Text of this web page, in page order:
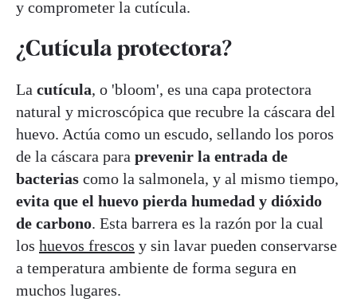
y comprometer la cutícula.
¿Cutícula protectora?
La cutícula, o 'bloom', es una capa protectora
natural y microscópica que recubre la cáscara del
huevo. Actúa como un escudo, sellando los poros
de la cáscara para prevenir la entrada de
bacterias como la salmonela, y al mismo tiempo,
evita que el huevo pierda humedad y dióxido
de carbono. Esta barrera es la razón por la cual
los huevos frescos y sin lavar pueden conservarse
a temperatura ambiente de forma segura en
muchos lugares.